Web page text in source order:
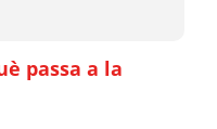
passa a la